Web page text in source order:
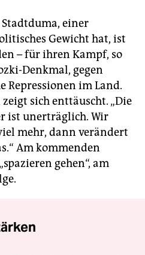
einer
Gewicht hat, ist
– für ihren Kampf, so
Denkmal, gegen
Repressionen im Land.
sich enttäuscht. „Die
ist unerträglich. Wir
mehr, dann verändert
Am kommenden
gehen“, am